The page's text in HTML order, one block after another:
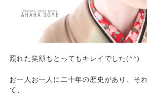
照れた笑顔もとってもキレイでした(^^)
お一人お一人に二十年の歴史があり、そ
て、